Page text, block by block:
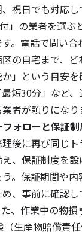
祝日でも対応
」の業者を選ぶ
。電話で問い合
区の自宅まで、
」という目安
短30分」など
者が頼りになり
フォローと保証
後に再び同じ
、保証制度を
。保証期間や内
、事前に確認
、作業中の物損
（生産物賠償責